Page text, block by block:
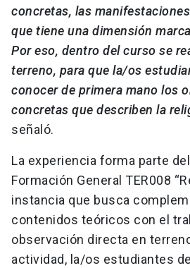
concretas, las
que tiene una dimensión
Por eso, dentro del curso se
terreno, para que la/os
conocer de primera mano los
concretas que describen la
señaló.
La experiencia forma parte
Formación General TER008
instancia que busca
contenidos teóricos con el
observación directa en
actividad, la/os estudiantes